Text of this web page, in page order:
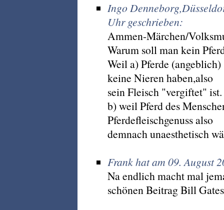
Ingo
Uhr geschrieben:
Ammen-Märchen/
Warum soll man kein
Weil a) Pferde (angeblich)
keine Nieren haben,also
sein Fleisch "vergiftet" ist.
b) weil Pferd des
Pferdefleischgenuss also
demnach unaesthetisch
Frank hat am 09. August
Na endlich macht mal
schönen Beitrag Bill